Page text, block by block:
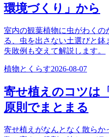
環境づくり」から
室内の観葉植物に虫がわくの
る、虫を出さない土選びと鉢
失敗例も交えて解説します。
植物とくらす2026-08-07
寄せ植えのコツは
原則でまとまる
寄せ植えがなんとなく散ら